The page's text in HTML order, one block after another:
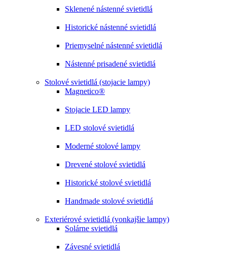
Sklenené nástenné svietidlá
Historické nástenné svietidlá
Priemyselné nástenné svietidlá
Nástenné prisadené svietidlá
Stolové svietidlá (stojacie lampy)
Magnetico®
Stojacie LED lampy
LED stolové svietidlá
Moderné stolové lampy
Drevené stolové svietidlá
Historické stolové svietidlá
Handmade stolové svietidlá
Exteriérové svietidlá (vonkajšie lampy)
Solárne svietidlá
Závesné svietidlá